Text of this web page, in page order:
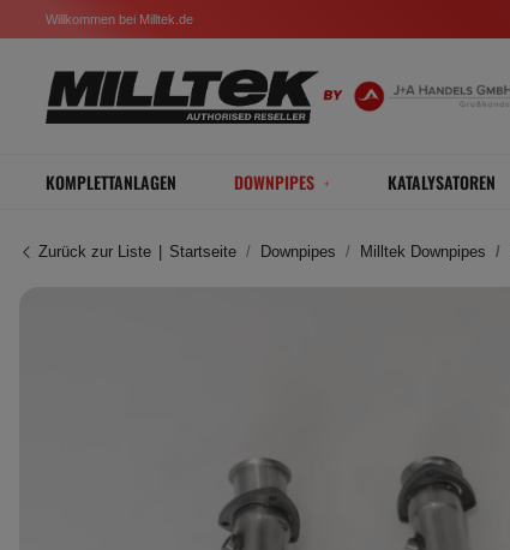
Willkommen bei Milltek.de
KOMPLETTANLAGEN DOWNPIPES KATALYSATOREN
Zurück zur Liste Startseite Downpipes Milltek Downpipes